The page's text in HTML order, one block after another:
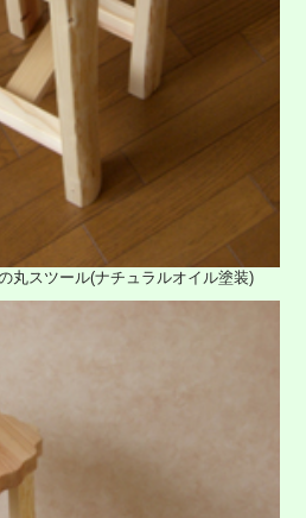
丸スツール(ナチュラルオイル塗装)